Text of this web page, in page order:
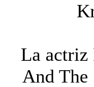
La actriz
And The